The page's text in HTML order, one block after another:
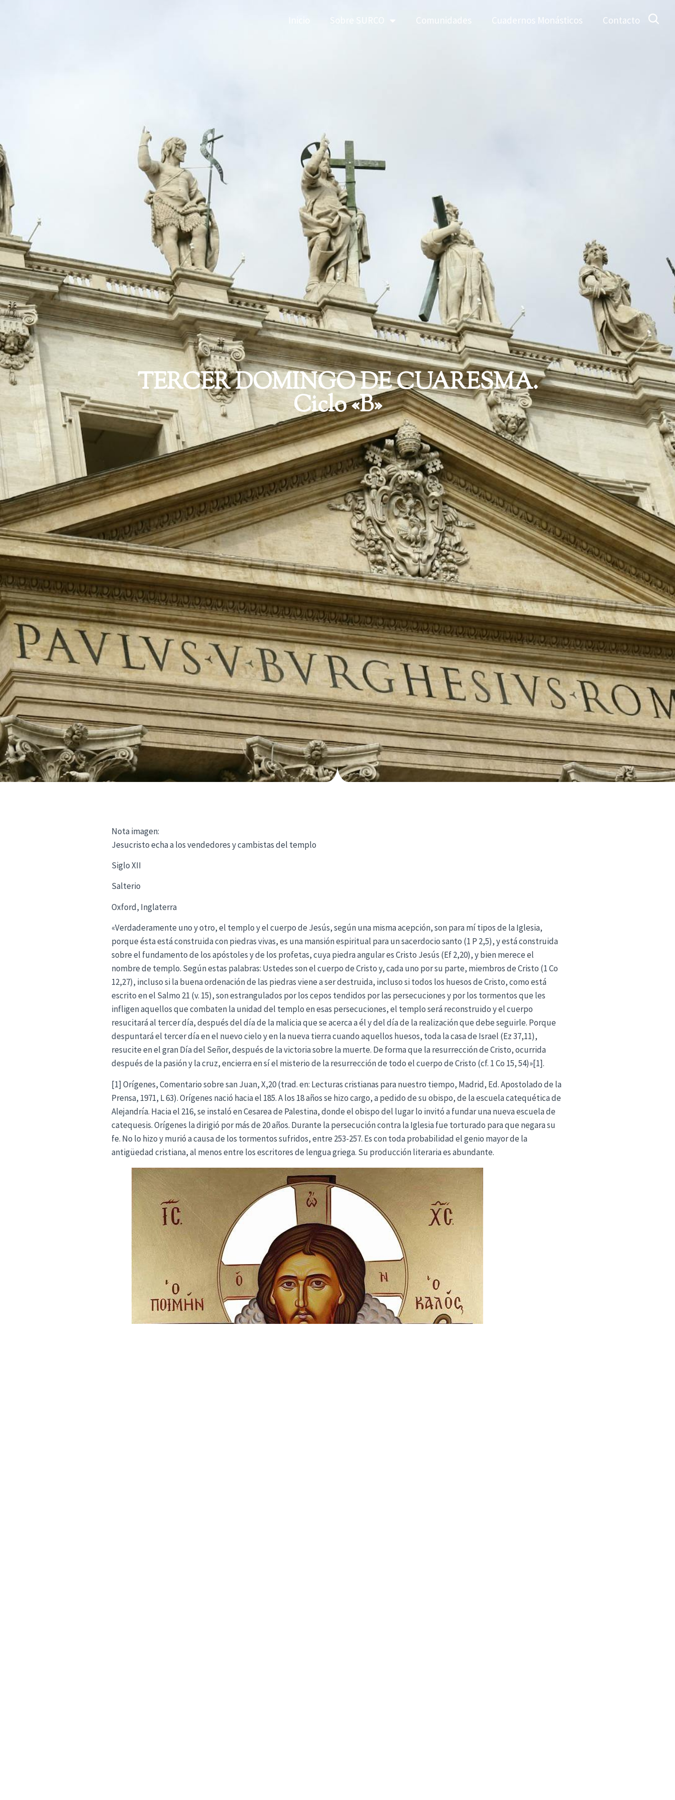
Sobre SURCO Comunidades Cuadernos Monásticos Contacto
TERCER DOMINGO DE CUARESMA.
Ciclo «B»
Nota imagen:
Jesucristo echa a los vendedores y cambistas del templo
Siglo XII
Salterio
Oxford, Inglaterra
«Verdaderamente uno y otro, el templo y el cuerpo de Jesús, según una misma acepción, son para mí tipos de la Iglesia,
porque ésta está construida con piedras vivas, es una mansión espiritual para un sacerdocio santo (1 P 2,5), y está construida
sobre el fundamento de los apóstoles y de los profetas, cuya piedra angular es Cristo Jesús (Ef 2,20), y bien merece el
nombre de templo. Según estas palabras: Ustedes son el cuerpo de Cristo y, cada uno por su parte, miembros de Cristo (1 Co
12,27), incluso si la buena ordenación de las piedras viene a ser destruida, incluso si todos los huesos de Cristo, como está
escrito en el Salmo 21 (v. 15), son estrangulados por los cepos tendidos por las persecuciones y por los tormentos que les
infligen aquellos que combaten la unidad del templo en esas persecuciones, el templo será reconstruido y el cuerpo
resucitará al tercer día, después del día de la malicia que se acerca a él y del día de la realización que debe seguirle. Porque
despuntará el tercer día en el nuevo cielo y en la nueva tierra cuando aquellos huesos, toda la casa de Israel (Ez 37,11),
resucite en el gran Día del Señor, después de la victoria sobre la muerte. De forma que la resurrección de Cristo, ocurrida
después de la pasión y la cruz, encierra en sí el misterio de la resurrección de todo el cuerpo de Cristo (cf. 1 Co 15, 54)»[1].
[1] Orígenes, Comentario sobre san Juan, X,20 (trad. en: Lecturas cristianas para nuestro tiempo, Madrid, Ed. Apostolado de la
Prensa, 1971, L 63). Orígenes nació hacia el 185. A los 18 años se hizo cargo, a pedido de su obispo, de la escuela catequética de
Alejandría. Hacia el 216, se instaló en Cesarea de Palestina, donde el obispo del lugar lo invitó a fundar una nueva escuela de
catequesis. Orígenes la dirigió por más de 20 años. Durante la persecución contra la Iglesia fue torturado para que negara su
fe. No lo hizo y murió a causa de los tormentos sufridos, entre 253-257. Es con toda probabilidad el genio mayor de la
antigüedad cristiana, al menos entre los escritores de lengua griega. Su producción literaria es abundante.